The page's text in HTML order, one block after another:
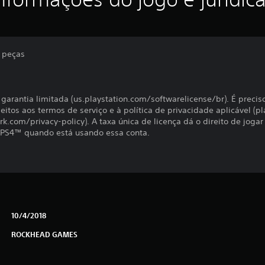
limitada (us.playstation.com/softwarelicense/br). É
aos termos de serviço e à política de privacidade aplicável
privacy-policy). A taxa única de licença dá o direito de
quando está usando essa conta.
10/4/2018
ROCKHEAD GAMES